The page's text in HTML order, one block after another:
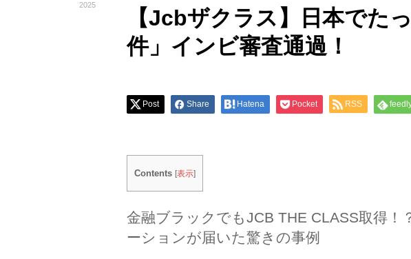
2025
【Jcbザクラス】日本でた
件」インビ審査通過！
Post Share Hatena Pocket RSS
Contents [表示]
金融ブラックでもJCB THE CLASS取得！
ーションが届いた驚きの事例